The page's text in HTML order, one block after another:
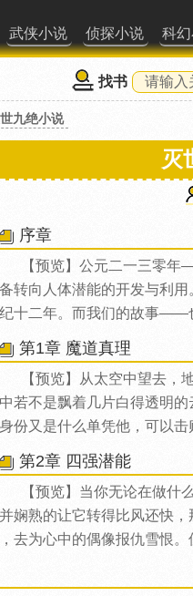
武侠小说 侦探小说 科
找书
九绝小说
灭
序章
【预览】公元二一三零
备转向人体潜能的开发与利用
纪十二年。而我们的故事——
第1章 魔道真理
【预览】从太空中望去，
中若不是飘着几片白得透明的
身份又是什么单凭他，可以
第2章 四强潜能
【预览】当你无论在做什
并娴熟的让它转得比风还快，
去为心中的偶像报仇雪恨